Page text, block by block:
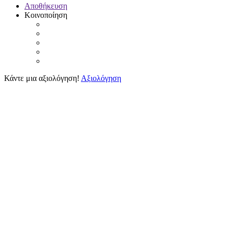
Αποθήκευση
Κοινοποίηση
Κάντε μια αξιολόγηση! Αξιολόγηση